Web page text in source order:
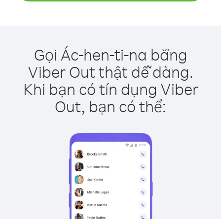
Gọi Ác-hen-ti-na bằng
Viber Out thật dễ dàng.
Khi bạn có tín dụng Viber
Out, bạn có thể: